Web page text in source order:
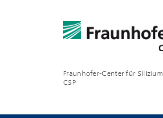
Fraunhofer-Center für
CSP